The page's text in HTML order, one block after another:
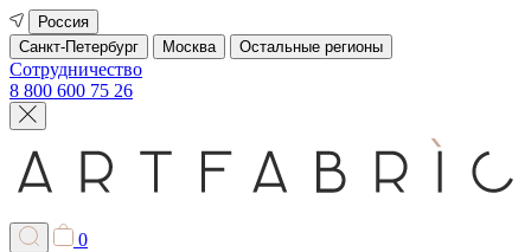
Россия
Санкт-Петербург
Москва Остальные регионы
Сотрудничество
8 800 600 75 26
0